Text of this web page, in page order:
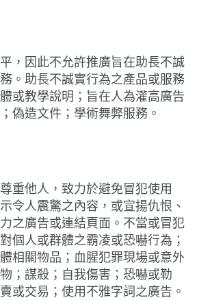
，因此不允許推廣旨在助長不誠
。助長不誠實行為之產品或服務
或教學說明；旨在人為灌高廣告
偽造文件；學術舞弊服務。
重他人，致力於避免冒犯使用
令人震驚之內容，或宣揚仇恨、
之廣告或連結頁面。不當或冒犯
個人或群體之霸凌或恐嚇行為；
相關物品；血腥犯罪現場或意外
；謀殺；自我傷害；恐嚇或勒
或交易；使用不雅字詞之廣告。